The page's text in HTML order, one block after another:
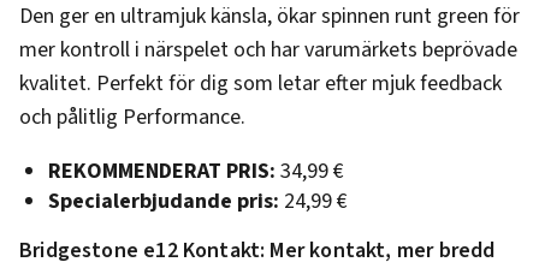
Den ger en ultramjuk känsla, ökar spinnen runt green för
mer kontroll i närspelet och har varumärkets beprövade
kvalitet. Perfekt för dig som letar efter mjuk feedback
och pålitlig Performance.
REKOMMENDERAT PRIS: 34,99 €
Specialerbjudande pris: 24,99 €
Bridgestone e12 Kontakt: Mer kontakt, mer bredd